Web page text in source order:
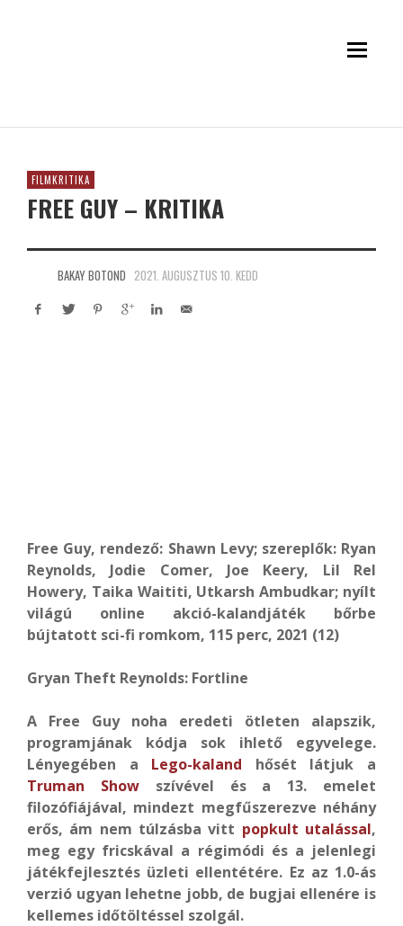
FILMKRITIKA
FREE GUY – KRITIKA
BAKAY BOTOND 2021. AUGUSZTUS 10. KEDD
Free Guy, rendező: Shawn Levy; szereplők: Ryan
Reynolds, Jodie Comer, Joe Keery, Lil Rel
Howery, Taika Waititi, Utkarsh Ambudkar; nyílt
világú online akció-kalandjáték bőrbe
bújtatott sci-fi romkom, 115 perc, 2021 (12)
Gryan Theft Reynolds: Fortline
A Free Guy noha eredeti ötleten alapszik,
programjának kódja sok ihlető egyvelege.
Lényegében a Lego-kaland hősét látjuk a
Truman Showszívével és a 13. emelet
filozófiájával, mindezt megfűszerezve néhány
erős, ám nem túlzásba vitt popkult utalással,
meg egy fricskával a régimódi és a jelenlegi
játékfejlesztés üzleti ellentétére. Ez az 1.0-ás
verzió ugyan lehetne jobb, de bugjai ellenére is
kellemes időtöltéssel szolgál.